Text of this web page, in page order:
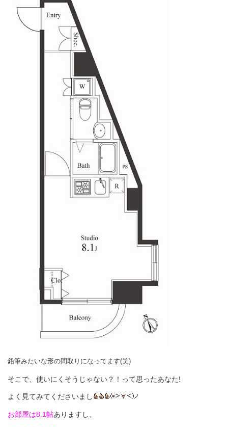
鉛筆みたいな形の間取りになってます(笑)
そこで、使いにくそうじゃない？！って思ったあなた!
よく見てみてくださいまし
お部屋は8.1帖ありますし、